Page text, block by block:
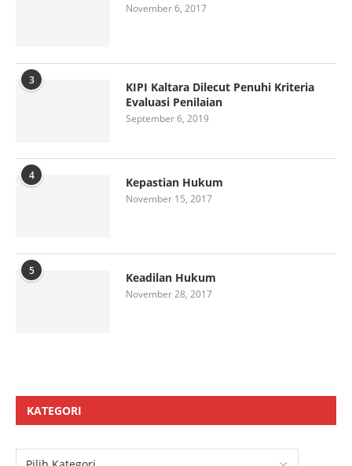
November 6, 2017
3
KIPI Kaltara Dilecut Penuhi Kriteria
Evaluasi Penilaian
September 6, 2019
4 Kepastian Hukum
November 15, 2017
5 Keadilan Hukum
November 28, 2017
KATEGORI